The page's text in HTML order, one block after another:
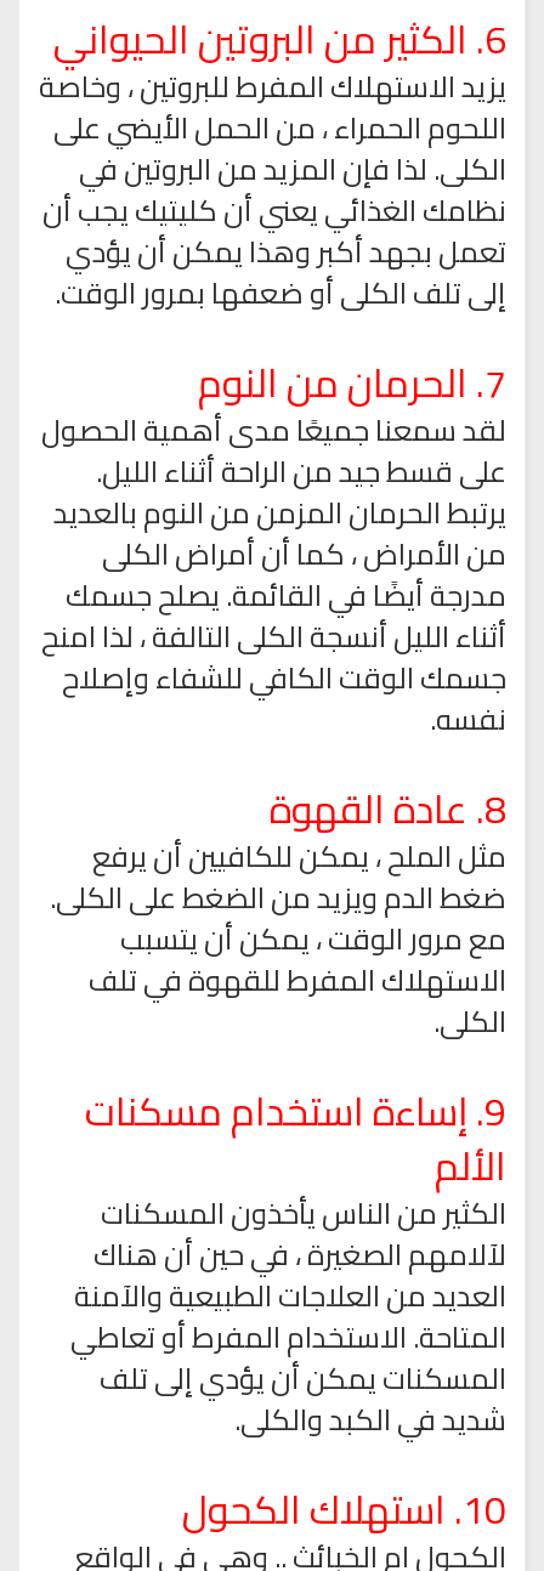
6. الكثير من البروتين الحيواني
يزيد الاستهلاك المفرط للبروتين ، وخاصة
اللحوم الحمراء ، من الحمل الأيضي على
الكلى. لذا فإن المزيد من البروتين في
نظامك الغذائي يعني أن كليتيك يجب أن
تعمل بجهد أكبر وهذا يمكن أن يؤدي
إلى تلف الكلى أو ضعفها بمرور الوقت.
7. الحرمان من النوم
لقد سمعنا جميعًا مدى أهمية الحصول
على قسط جيد من الراحة أثناء الليل.
يرتبط الحرمان المزمن من النوم بالعديد
من الأمراض ، كما أن أمراض الكلى
مدرجة أيضًا في القائمة. يصلح جسمك
أثناء الليل أنسجة الكلى التالفة ، لذا امنح
جسمك الوقت الكافي للشفاء وإصلاح
نفسه.
8. عادة القهوة
مثل الملح ، يمكن للكافيين أن يرفع
ضغط الدم ويزيد من الضغط على الكلى.
مع مرور الوقت ، يمكن أن يتسبب
الاستهلاك المفرط للقهوة في تلف
الكلى.
9. إساءة استخدام مسكنات
الألم
الكثير من الناس يأخذون المسكنات
لآلامهم الصغيرة ، في حين أن هناك
العديد من العلاجات الطبيعية والآمنة
المتاحة. الاستخدام المفرط أو تعاطي
المسكنات يمكن أن يؤدي إلى تلف
شديد في الكبد والكلى.
10. استهلاك الكحول
الكحول ام الخبائث .. وهي في الواقع